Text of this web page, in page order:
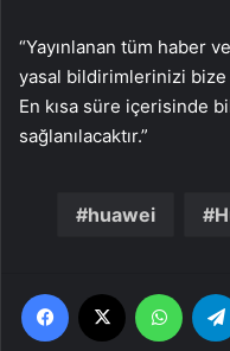
“Yayınlanan tüm haber
yasal bildirimlerinizi
En kısa süre içerisinde
sağlanılacaktır.”
huawei
Facebook